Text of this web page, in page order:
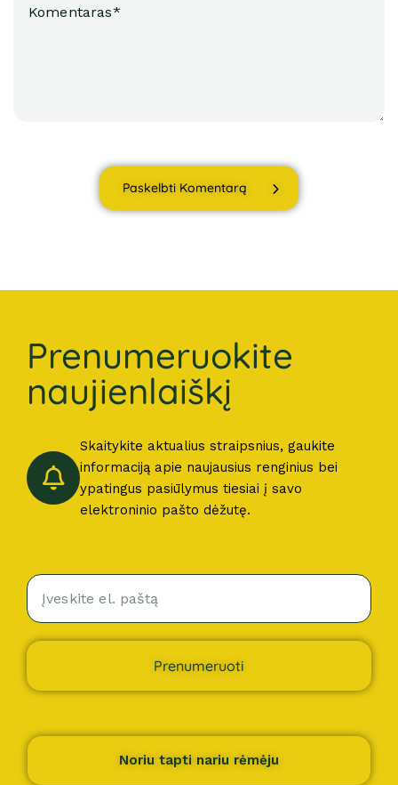
Paskelbti Komentarą
Prenumeruokite
naujienlaiškį
Skaitykite aktualius straipsnius, gaukite
informaciją apie naujausius renginius bei
ypatingus pasiūlymus tiesiai į savo
elektroninio pašto dėžutę.
Prenumeruoti
Noriu tapti nariu rėmėju